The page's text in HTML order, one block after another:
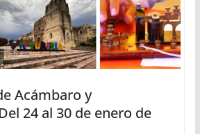
Acámbaro y
24 al 30 de enero de